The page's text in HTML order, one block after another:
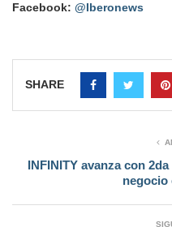
Facebook: @Iberonews
SHARE
INFINITY avanza con
negocio